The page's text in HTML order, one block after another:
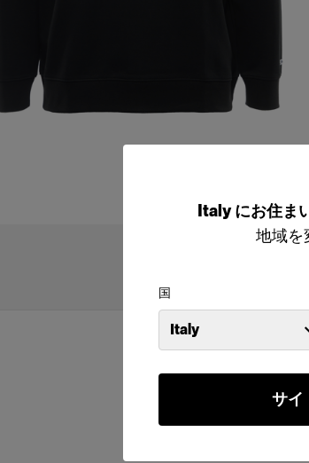
Italy にお住ま
地域を
国
Italy
サイ